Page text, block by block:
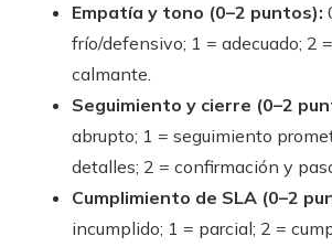
Empatía y tono (0–2 puntos):
frío/defensivo; 1 = adecuado; 2
calmante.
Seguimiento y cierre (0–2
abrupto; 1 = seguimiento
detalles; 2 = confirmación y
Cumplimiento de SLA (0–2
incumplido; 1 = parcial; 2 =